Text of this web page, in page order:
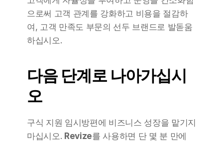
으로써 고객 관계를 강화하고 비용을 절감하
여, 고객 만족도 부문의 선두 브랜드로 발돋움
하십시오.
다음 단계로 나아가십시
오
구식 지원 임시방편에 비즈니스 성장을 맡기지
마십시오. Revize를 사용하면 단 몇 분 만에